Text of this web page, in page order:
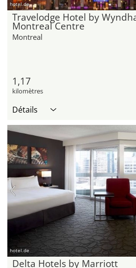
hotel.de
Travelodge Hotel by
Montreal Centre
Montreal
1,17
kilomètres
Détails
hotel.de
Delta Hotels by Marriott